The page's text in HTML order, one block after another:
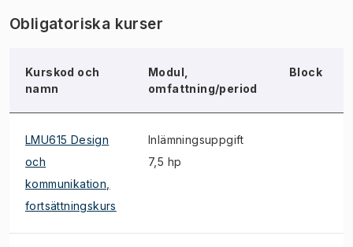
Obligatoriska kurser
Kurskod och
namn
Modul,
omfattning/period
Block
LMU615 Design
och
kommunikation,
fortsättningskurs
Inlämningsuppgift
7,5 hp